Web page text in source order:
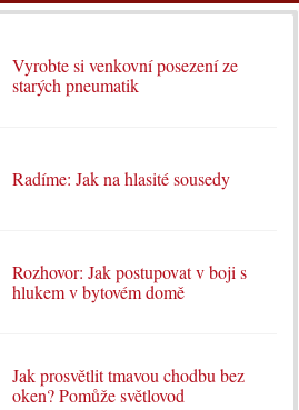
Vyrobte si venkovní posezení ze
starých pneumatik
Radíme: Jak na hlasité sousedy
Rozhovor: Jak postupovat v boji s
hlukem v bytovém domě
Jak prosvětlit tmavou chodbu bez
oken? Pomůže světlovod